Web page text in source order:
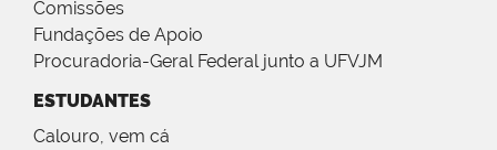
Comissões
Fundações de Apoio
Procuradoria-Geral Federal junto a UFVJM
ESTUDANTES
Calouro, vem cá